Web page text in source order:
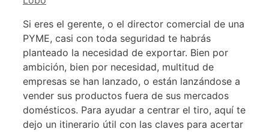
Si eres el gerente, o el director comercial de una
PYME, casi con toda seguridad te habrás
planteado la necesidad de exportar. Bien por
ambición, bien por necesidad, multitud de
empresas se han lanzado, o están lanzándose a
vender sus productos fuera de sus mercados
domésticos. Para ayudar a centrar el tiro, aquí te
dejo un itinerario útil con las claves para acertar